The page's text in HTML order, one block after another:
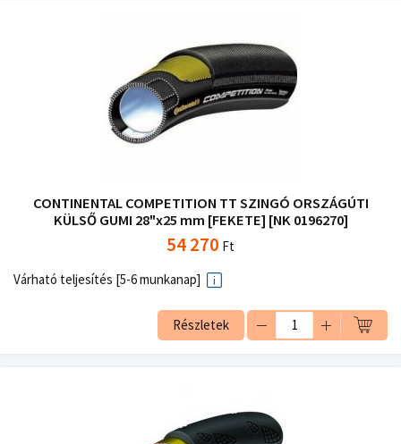
CONTINENTAL COMPETITION TT SZINGÓ ORSZÁGÚTI
KÜLSŐ GUMI 28"x25 mm [FEKETE] [NK 0196270]
54 270 Ft
Várható teljesítés [5-6 munkanap]
Részletek